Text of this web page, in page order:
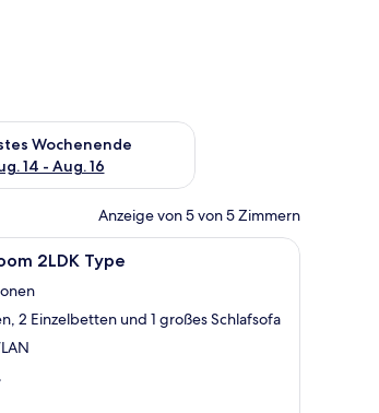
7 - Aug. 9.
Wochenende
14 - Aug. 16
Verfügbarkeit für nächstes Wochenende, Aug.
Anzeige von 5 von 5 Zimmern
2LDK Type
2 Einzelbetten und 1 großes Schlafsofa